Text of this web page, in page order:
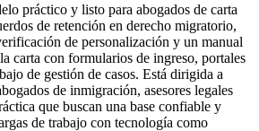
práctico y listo para abogados de carta
de retención en derecho migratorio,
de personalización y un manual
carta con formularios de ingreso, portales
de gestión de casos. Está dirigida a
de inmigración, asesores legales
que buscan una base confiable y
de trabajo con tecnología como